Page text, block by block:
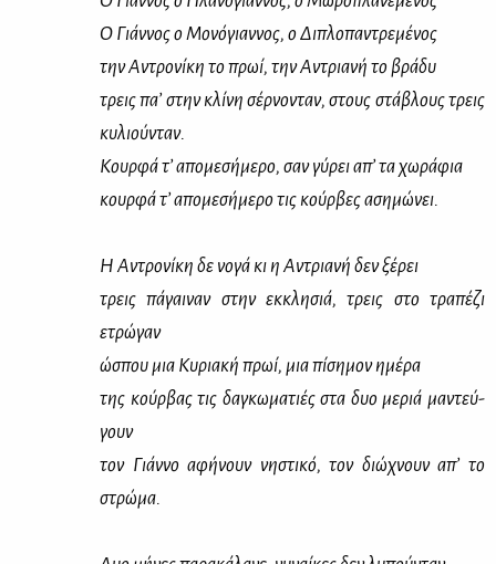
Ο Γιάν­νος ο Μο­νό­γιαν­νος, ο Δι­πλο­πα­ντρε­μέ­νος
την Αντρο­νί­κη το πρωί, την Αντρια­νή το βρά­δυ
τρεις πα’ στην κλί­νη σέρ­νο­νταν, στους στά­βλους τρεις
κυ­λιού­νταν.
Κουρ­φά τ’ απο­με­σή­με­ρο, σαν γύ­ρει απ’ τα χω­ρά­φια
κουρ­φά τ’ απο­με­σή­με­ρο τις κούρ­βες αση­μώ­νει.
Η Αντρο­νί­κη δε νο­γά κι η Αντρια­νή δεν ξέ­ρει
τρεις πά­γαι­ναν στην εκ­κλη­σιά, τρεις στο τρα­πέ­ζι
ετρώ­γαν
ώσπου μια Κυ­ρια­κή πρωί, μια πί­ση­μον ημέ­ρα
της κούρ­βας τις δα­γκω­μα­τιές στα δυο με­ριά μα­ντεύ­
γουν
τον Γιάν­νο αφή­νουν νη­στι­κό, τον διώ­χνουν απ’ το
στρώ­μα.